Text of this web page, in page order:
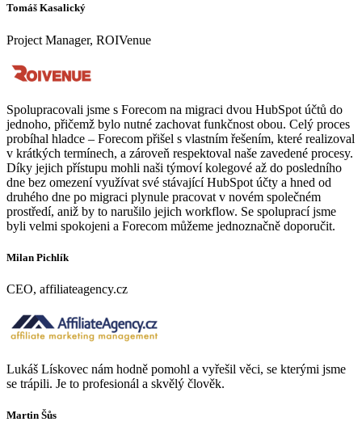
Tomáš Kasalický
Project Manager, ROIVenue
Spolupracovali jsme s Forecom na migraci dvou HubSpot účtů do
jednoho, přičemž bylo nutné zachovat funkčnost obou. Celý proces
probíhal hladce – Forecom přišel s vlastním řešením, které realizoval
v krátkých termínech, a zároveň respektoval naše zavedené procesy.
Díky jejich přístupu mohli naši týmoví kolegové až do posledního
dne bez omezení využívat své stávající HubSpot účty a hned od
druhého dne po migraci plynule pracovat v novém společném
prostředí, aniž by to narušilo jejich workflow. Se spoluprací jsme
byli velmi spokojeni a Forecom můžeme jednoznačně doporučit.
Milan Pichlík
CEO, affiliateagency.cz
Lukáš Lískovec nám hodně pomohl a vyřešil věci, se kterými jsme
se trápili. Je to profesionál a skvělý člověk.
Martin Šůs